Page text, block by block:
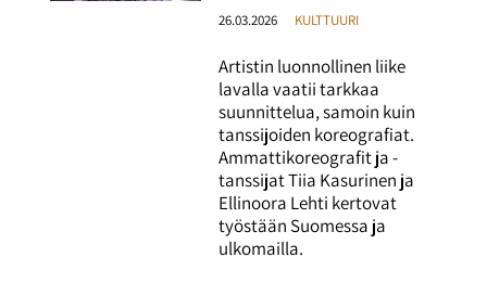
26.03.2026 KULTTUURI
Artistin luonnollinen liike
lavalla vaatii tarkkaa
suunnittelua, samoin kuin
tanssijoiden koreografiat.
Ammattikoreografit ja -
tanssijat Tiia Kasurinen ja
Ellinoora Lehti kertovat
työstään Suomessa ja
ulkomailla.